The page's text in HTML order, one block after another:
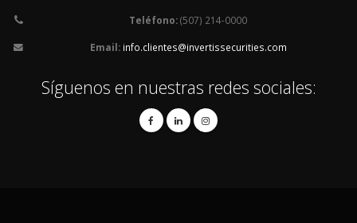
Teléfono:(507) 214-0000
Email: info.clientes@invertissecurities.com
Síguenos en nuestras redes sociales: